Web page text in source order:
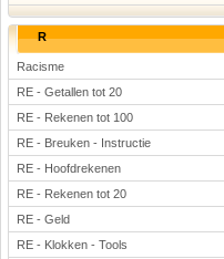
R
Racisme
RE - Getallen tot 20
RE - Rekenen tot 100
RE - Breuken - Instructie
RE - Hoofdrekenen
RE - Rekenen tot 20
RE - Geld
RE - Klokken - Tools